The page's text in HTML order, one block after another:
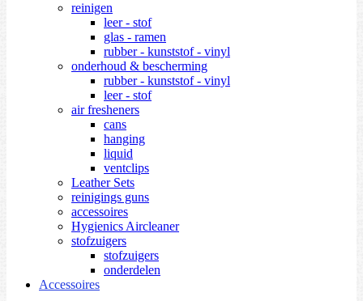
reinigen
leer - stof
glas - ramen
rubber - kunststof - vinyl
onderhoud & bescherming
rubber - kunststof - vinyl
leer - stof
air fresheners
cans
hanging
liquid
ventclips
Leather Sets
reinigings guns
accessoires
Hygienics Aircleaner
stofzuigers
stofzuigers
onderdelen
Accessoires